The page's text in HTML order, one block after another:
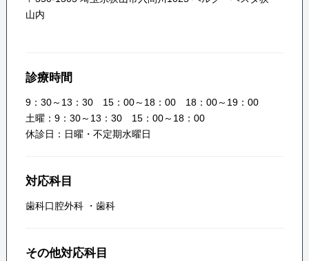
山内
診療時間
9：30～13：30 15：00～18：00 18：00～19：00
土曜：9：30～13：30 15：00～18：00
休診日：日曜・不定期水曜日
対応科目
歯科口腔外科 ・ 歯科
その他対応科目